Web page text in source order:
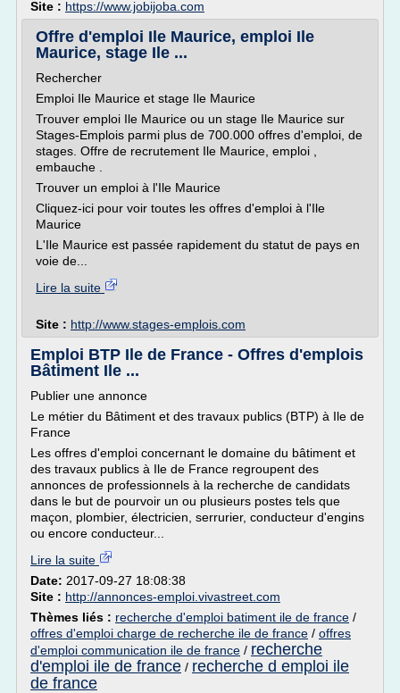
Site : https://www.jobijoba.com
Offre d'emploi Ile Maurice, emploi Ile
Maurice, stage Ile ...
Rechercher
Emploi Ile Maurice et stage Ile Maurice
Trouver emploi Ile Maurice ou un stage Ile Maurice sur
Stages-Emplois parmi plus de 700.000 offres d'emploi, de
stages. Offre de recrutement Ile Maurice, emploi ,
embauche .
Trouver un emploi à l'Ile Maurice
Cliquez-ici pour voir toutes les offres d'emploi à l'Ile
Maurice
L'Ile Maurice est passée rapidement du statut de pays en
voie de...
Lire la suite
Site : http://www.stages-emplois.com
Emploi BTP Ile de France - Offres d'emplois
Bâtiment Ile ...
Publier une annonce
Le métier du Bâtiment et des travaux publics (BTP) à Ile de
France
Les offres d'emploi concernant le domaine du bâtiment et
des travaux publics à Ile de France regroupent des
annonces de professionnels à la recherche de candidats
dans le but de pourvoir un ou plusieurs postes tels que
maçon, plombier, électricien, serrurier, conducteur d'engins
ou encore conducteur...
Lire la suite
Date: 2017-09-27 18:08:38
Site : http://annonces-emploi.vivastreet.com
Thèmes liés : recherche d'emploi batiment ile de france /
offres d'emploi charge de recherche ile de france / offres
d'emploi communication ile de france / recherche
d'emploi ile de france / recherche d emploi ile
de france